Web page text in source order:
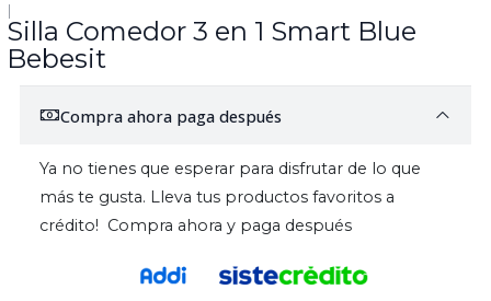
|
Silla Comedor 3 en 1 Smart Blue
Bebesit
Compra ahora paga después
Ya no tienes que esperar para disfrutar de lo que
más te gusta. Lleva tus productos favoritos a
crédito! Compra ahora y paga después